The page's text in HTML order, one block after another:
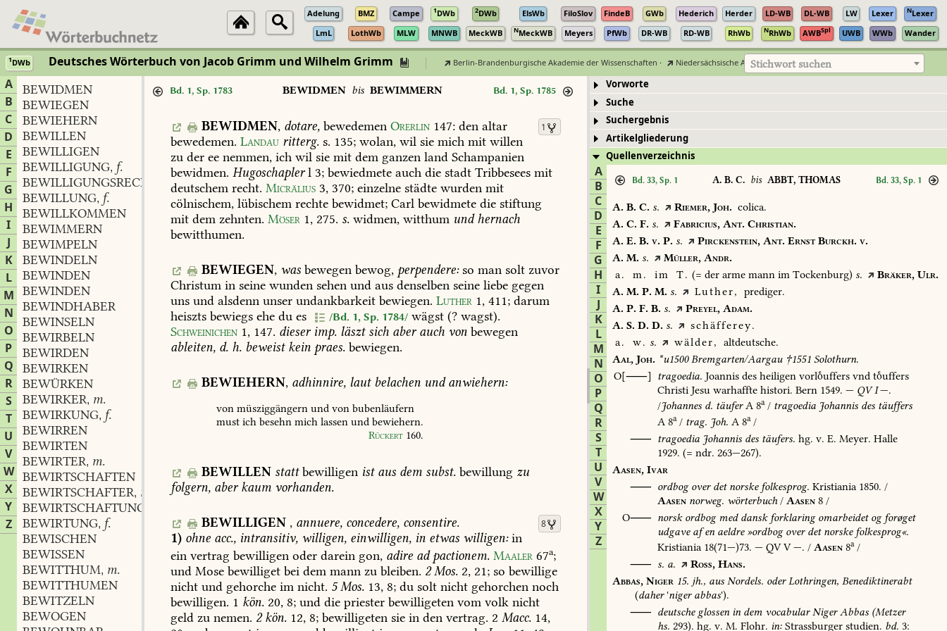
Adelung BMZ Campe 1DWb 2DWb ElsWb FiloSlov FindeB GWb Hederich Herder LD-WB DL-WB LW Lexer NLexer
LmL
LothWb MLW MNWB MeckWB NMeckWB Meyers PfWb DR-WB RD-WB RhWb NRhWb AWBSpl UWB WWb Wander
1DWb Deutsches Wörterbuch von Jacob Grimm und Wilhelm Grimm Berlin-Brandenburgische Akademie der Wissenschaften · Niedersächsische Akademie der Wissenschaften zu Göttingen
Stichwort suchen
A
B
C
D
E
F
G
H
I
J
K
L
M
N
O
P
Q
R
S
T
U
V
W
X
Y
Z
BEWIDMEN
BEWIEGEN
BEWIEHERN
BEWILLEN
BEWILLIGEN
BEWILLIGUNG, f.
BEWILLIGUNGSRECHT
BEWILLUNG, f.
BEWILLKOMMEN
BEWIMMERN
BEWIMPELN
BEWINDELN
BEWINDEN
BEWINDEN
BEWINDHABER
BEWINSELN
BEWIRBELN
BEWIRDEN
BEWIRKEN
BEWÜRKEN
BEWIRKER, m.
BEWIRKUNG, f.
BEWIRREN
BEWIRTEN
BEWIRTER, m.
BEWIRTSCHAFTEN
BEWIRTSCHAFTER, m.
BEWIRTSCHAFTUNG
BEWIRTUNG, f.
BEWISCHEN
BEWISSEN
BEWITTHUM, m.
BEWITTHUMEN
BEWITZELN
BEWOGEN
Bd. 1, Sp. 1783 BEWIDMENbis BEWIMMERN Bd. 1, Sp. 1785
1
BEWIDMEN, dotare,bewedemen Orerlin 147:denaltar
bewedemen. Landau ritterg. s. 135; wolan, wil sie mich mit willen
zu der ee nemmen, ich wil sie mit dem ganzen land Schampanien
bewidmen. Hugoschaplerl 3; bewiedmete auch die stadt Tribbesees mit
deutschem recht. Micrälius 3, 370; einzelne städte wurden mit
cölnischem, lübischem rechte bewidmet; Carl bewidmete die stiftung
mit dem zehnten. Möser 1, 275. s. widmen, witthum undhernach
bewitthumen.
BEWIEGEN, wasbewegenbewog, perpendere:so mansoltzuvor
Christum in seine wunden sehen und aus denselben seine liebe gegen
uns und alsdenn unser undankbarkeit bewiegen. Luther 1, 411; darum
heiszts bewiegs ehe du es /Bd. 1, Sp. 1784/ wägst (? wagst).
Schweinichen 1, 147. dieserimp. läsztsich aberauch von bewegen
ableiten, d. h. beweistkein praes. bewiegen.
BEWIEHERN, adhinnire,lautbelachenundanwiehern:
von müsziggängern und von bubenläufern
must ich besehn mich lassen und bewiehern.
Rückert 160.
BEWILLEN stattbewilligen istausdemsubst.bewillung zu
folgern, aberkaum vorhanden.
8
BEWILLIGEN , annuere,concedere,consentire.
1) ohne acc., intransitiv, willigen, einwilligen, in etwas willigen:in
ein vertrag bewilligen oder darein gon, adire adpactionem. Maaler 67a;
und Mose bewilliget bei dem mann zu bleiben. 2Mos. 2, 21; so bewillige
nicht und gehorche im nicht. 5Mos. 13, 8; du solt nicht gehorchen noch
bewilligen. 1 kön. 20, 8; und die priester bewilligeten vom volk nicht
geld zu nemen. 2kön. 12, 8; bewilligeten sie in den vertrag. 2 Macc. 14,
Vorworte
Suche
Suchergebnis
Artikelgliederung
Quellenverzeichnis
A
B
C
D
E
F
G
H
I
J
K
L
M
N
O
P
Q
R
S
T
U
V
W
X
Y
Z
Bd. 33, Sp. 1 A. B. C. bis ABBT, THOMAS Bd. 33, Sp. 1
A. B. C. s. Riemer, Joh. colica.
A. C. F. s. Fabricius, Ant. Christian.
A. E. B. v. P. s. Pirckenstein, Ant. ErnstBurckh. v.
A. M. s. Müller, Andr.
a.
m. im T. (= der arme mann im Tockenburg) s. Bräker, Ulr.
A. M. P. M. s. Luther,
prediger.
A. P. F. B. s. Preyel, Adam.
A. S. D. D. s.
schäfferey.
a.
w. s. wälder,
altdeutsche.
Aal, Joh. *u1500Bremgarten/Aargau†1551 Solothurn.
O[⸺]
tragoedia. Joannis des heiligen vorluffers vnd tuffers
Christi Jesu warhaffte histori. Bern 1549. — QVI—.
/Johannes d. täuferA 8a/ tragoedia Johannis des täuffers
A 8a/ trag. Joh. A 8a/
⸺ tragoedia Johannis des täufers. hg. v. E. Meyer. Halle
1929. (= ndr. 263—267).
Aasen, Ivar
⸺ ordbogoverdetnorskefolkesprog. Kristiania 1850. /
Aasen norweg. wörterbuch/ Aasen 8 /
O⸺ norskordbogmeddanskforklaringomarbeidetogforøget
udgaveafenaeldre»ordbogoverdetnorskefolkesprog«.
Kristiania 18(71—)73. — QVV—. / Aasen 8a/
⸺ s. a. Ross, Hans.
Abbas, Niger 15. jh., aus Nordels. oderLothringen, Benediktinerabt
(daher'nigerabbas').
⸺ deutscheglossenindem vocabularNigerAbbas (Metzer
hs. 293). hg. v. M. Flohr. in: Strassburger studien. bd. 3: